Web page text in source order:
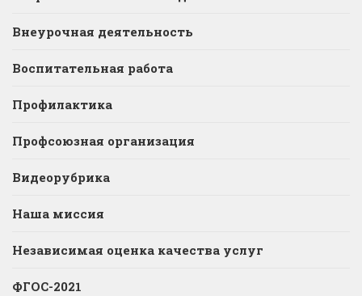
Внеурочная деятельность
Воспитательная работа
Профилактика
Профсоюзная организация
Видеорубрика
Наша миссия
Независимая оценка качества услуг
ФГОС-2021